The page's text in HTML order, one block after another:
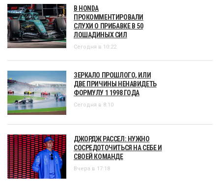
В HONDA
ПРОКОММЕНТИРОВАЛИ
СЛУХИ О ПРИБАВКЕ В 50
ЛОШАДИНЫХ СИЛ
Сегодня в 10:22
ЗЕРКАЛО ПРОШЛОГО, ИЛИ
ДВЕ ПРИЧИНЫ НЕНАВИДЕТЬ
ФОРМУЛУ 1 1998 ГОДА
Сегодня в 8:10
ДЖОРДЖ РАССЕЛ: НУЖНО
СОСРЕДОТОЧИТЬСЯ НА СЕБЕ И
СВОЕЙ КОМАНДЕ
Вчера в 17:18